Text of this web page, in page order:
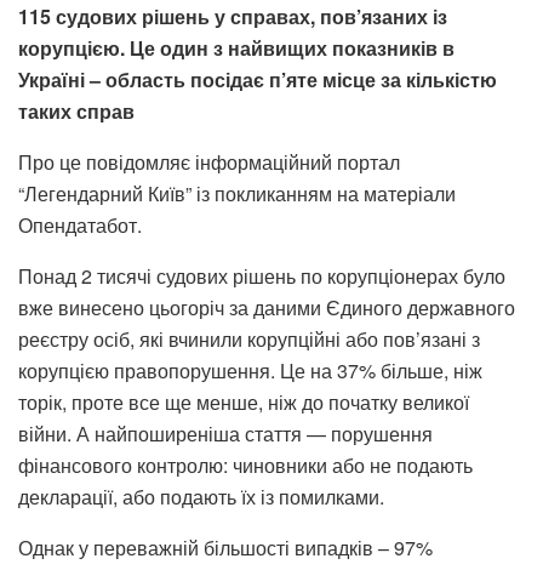
115 судових рішень у справах, пов’язаних із
корупцією. Це один з найвищих показників в
Україні – область посідає п’яте місце за кількістю
таких справ
Про це повідомляє інформаційний портал
“Легендарний Київ” із покликанням на матеріали
Опендатабот.
Понад 2 тисячі судових рішень по корупціонерах було
вже винесено цьогоріч за даними Єдиного державного
реєстру осіб, які вчинили корупційні або пов’язані з
корупцією правопорушення. Це на 37% більше, ніж
торік, проте все ще менше, ніж до початку великої
війни. А найпоширеніша стаття — порушення
фінансового контролю: чиновники або не подають
декларації, або подають їх із помилками.
Однак у переважній більшості випадків – 97%